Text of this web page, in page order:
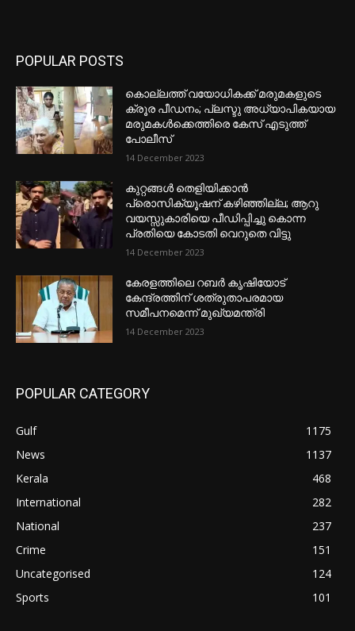
POPULAR POSTS
കൊല്ലത്ത് വയോധികക്ക് മരുമകളുടെ
ക്രൂര പീഡനം; പ്ലസ്ടു അധ്യാപികയായ
മരുമകൾക്കെത്തിരെ കേസ് എടുത്ത്
പോലീസ്
14 December 2023
കുറ്റങ്ങൾ തെളിയിക്കാൻ
പ്രൊസിക്യൂഷന് കഴിഞ്ഞില്ല; ആറു
വയസ്സുകാരിയെ പീഡിപ്പിച്ചു കൊന്ന
പ്രതിയെ കോടതി വെറുതെ വിട്ടു
14 December 2023
കേരളത്തിലെ റബർ കൃഷിയോട്
കേന്ദ്രത്തിന് ശത്രുതാപരമായ
സമീപനമെന്ന് മുഖ്യമന്ത്രി
14 December 2023
POPULAR CATEGORY
Gulf
1175
News
1137
Kerala
468
International
282
National
237
Crime
151
Uncategorised
124
Sports
101